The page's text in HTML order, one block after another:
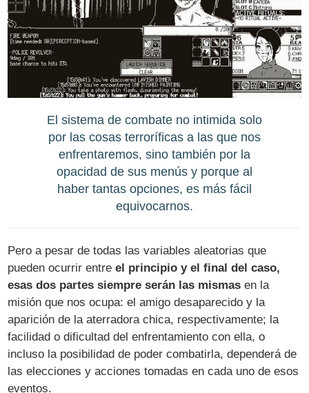
El sistema de combate no intimida solo
por las cosas terroríficas a las que nos
enfrentaremos, sino también por la
opacidad de sus menús y porque al
haber tantas opciones, es más fácil
equivocarnos.
Pero a pesar de todas las variables aleatorias que
pueden ocurrir entreel principio y el final del caso,
esas dos partes siempre serán las mismas en la
misión que nos ocupa: el amigo desaparecido y la
aparición de la aterradora chica, respectivamente; la
facilidad o dificultad del enfrentamiento con ella, o
incluso la posibilidad de poder combatirla, dependerá de
las elecciones y acciones tomadas en cada uno de esos
eventos.